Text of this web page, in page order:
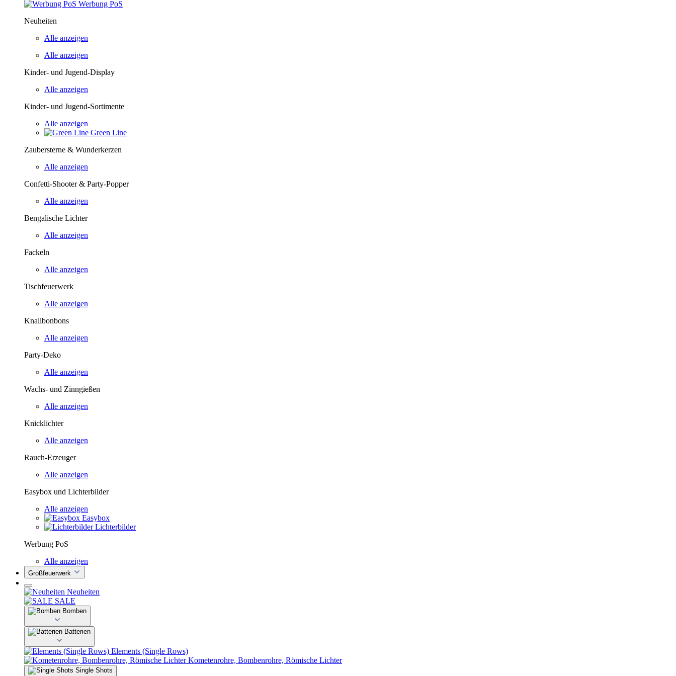
Werbung PoS
Neuheiten
Alle anzeigen
Alle anzeigen
Kinder- und Jugend-Display
Alle anzeigen
Kinder- und Jugend-Sortimente
Alle anzeigen
Green Line
Zaubersterne & Wunderkerzen
Alle anzeigen
Confetti-Shooter & Party-Popper
Alle anzeigen
Bengalische Lichter
Alle anzeigen
Fackeln
Alle anzeigen
Tischfeuerwerk
Alle anzeigen
Knallbonbons
Alle anzeigen
Party-Deko
Alle anzeigen
Wachs- und Zinngießen
Alle anzeigen
Knicklichter
Alle anzeigen
Rauch-Erzeuger
Alle anzeigen
Easybox und Lichterbilder
Alle anzeigen
Easybox
Lichterbilder
Werbung PoS
Alle anzeigen
Großfeuerwerk
Neuheiten
SALE
Bomben
Batterien
Elements (Single Rows)
Kometenrohre, Bombenrohre, Römische Lichter
Single Shots